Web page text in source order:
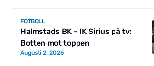
FOTBOLL
Halmstads BK – IK Sirius på tv:
Botten mot toppen
Augusti 2, 2026